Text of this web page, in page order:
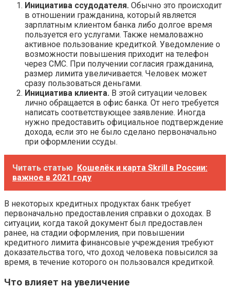
Инициатива ссудодателя. Обычно это происходит
в отношении гражданина, который является
зарплатным клиентом банка либо долгое время
пользуется его услугами. Также немаловажно
активное пользование кредиткой. Уведомление о
возможности повышения приходит на телефон
через СМС. При получении согласия гражданина,
размер лимита увеличивается. Человек может
сразу пользоваться деньгами.
Инициатива клиента. В этой ситуации человек
лично обращается в офис банка. От него требуется
написать соответствующее заявление. Иногда
нужно предоставить официальное подтверждение
дохода, если это не было сделано первоначально
при оформлении ссуды.
Читать статью Кошелёк и карта Skrill в России:
важное в 2021 году
В некоторых кредитных продуктах банк требует
первоначально предоставления справки о доходах. В
ситуации, когда такой документ был предоставлен
ранее, на стадии оформления, при повышении
кредитного лимита финансовые учреждения требуют
доказательства того, что доход человека повысился за
время, в течение которого он пользовался кредиткой.
Что влияет на увеличение